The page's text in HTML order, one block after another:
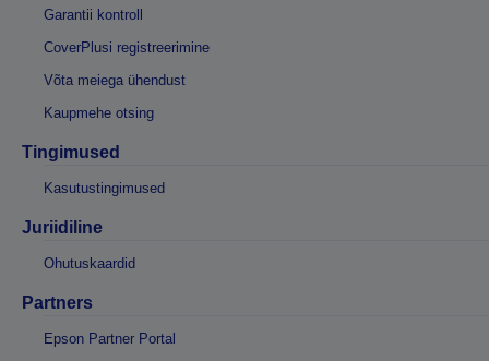
Garantii kontroll
CoverPlusi registreerimine
Võta meiega ühendust
Kaupmehe otsing
Tingimused
Kasutustingimused
Juriidiline
Ohutuskaardid
Partners
Epson Partner Portal